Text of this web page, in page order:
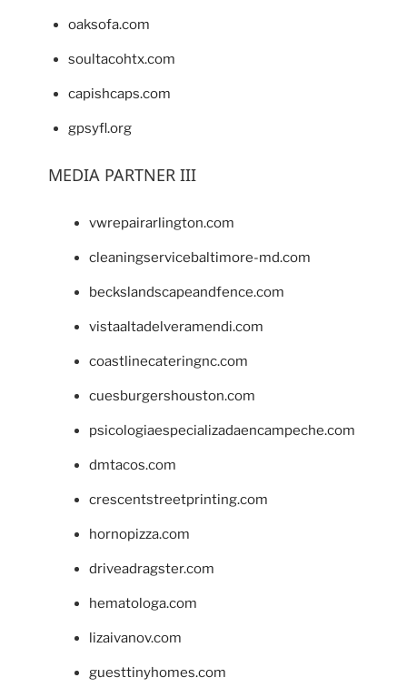
oaksofa.com
soultacohtx.com
capishcaps.com
gpsyfl.org
MEDIA PARTNER III
vwrepairarlington.com
cleaningservicebaltimore-md.com
beckslandscapeandfence.com
vistaaltadelveramendi.com
coastlinecateringnc.com
cuesburgershouston.com
psicologiaespecializadaencampeche.com
dmtacos.com
crescentstreetprinting.com
hornopizza.com
driveadragster.com
hematologa.com
lizaivanov.com
guesttinyhomes.com